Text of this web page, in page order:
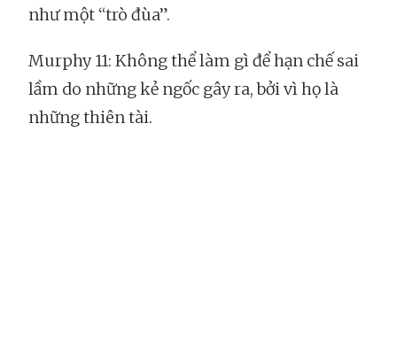
như một “trò đùa”.
Murphy 11: Không thể làm gì để hạn chế sai
lầm do những kẻ ngốc gây ra, bởi vì họ là
những thiên tài.